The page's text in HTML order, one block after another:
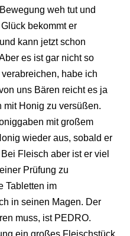
weh tut und
bekommt er
kann jetzt schon
es ist gar nicht so
habe ich
uns Bären reicht es ja
mit Honig zu versüßen.
mit großem
wieder aus, sobald er
Fleisch aber ist er viel
Prüfung zu
Tabletten im
in seinen Magen. Der
muss, ist PEDRO.
ein großes Fleischstück